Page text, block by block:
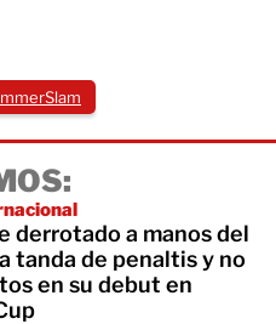
derrotado a manos del
tanda de penaltis y no
en su debut en